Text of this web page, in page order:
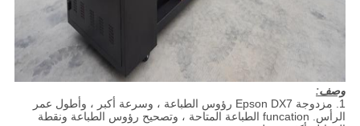
وصف:
1. مزدوجة Epson DX7 رؤوس الطباعة ، وسرعة أكبر ، وأطول عمر
الرأس. funcation الطباعة المتاحة ، وتصحيح رؤوس الطباعة ونقطة